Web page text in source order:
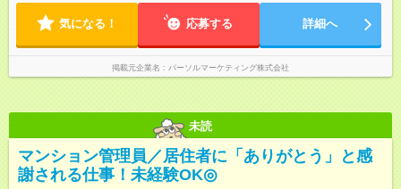
気になる！ 応募する 詳細へ
掲載元企業名 パーソルマーケティング株式会社
未読
マンション管理員／居住者に「ありがとう」と感
謝される仕事！未経験OK◎